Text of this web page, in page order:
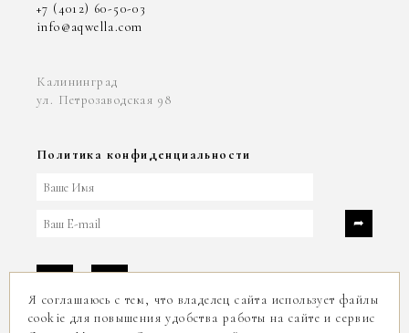
+7 (4012) 60-50-03
info@aqwella.com
Калининград
ул. Петрозаводская 98
Политика конфиденциальности
Я соглашаюсь с тем, что владелец сайта использует файлы
cookie для повышения удобства работы на сайте и сервис